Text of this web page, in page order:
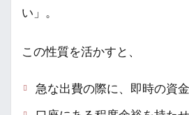
い」。
この性質を活かすと、
急な出費の際に、即時の資